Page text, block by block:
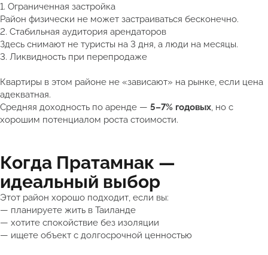
1. Ограниченная застройка
Район физически не может застраиваться бесконечно.
2. Стабильная аудитория арендаторов
Здесь снимают не туристы на 3 дня, а люди на месяцы.
3. Ликвидность при перепродаже
Квартиры в этом районе не «зависают» на рынке, если цена
адекватная.
Средняя доходность по аренде — 5–7% годовых, но с
хорошим потенциалом роста стоимости.
Когда Пратамнак —
идеальный выбор
Этот район хорошо подходит, если вы:
— планируете жить в Таиланде
— хотите спокойствие без изоляции
— ищете объект с долгосрочной ценностью